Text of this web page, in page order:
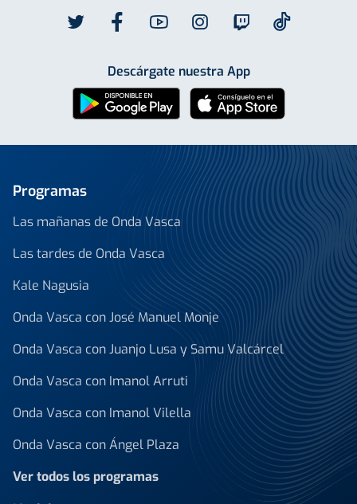
Descárgate nuestra App
Programas
Las mañanas de Onda Vasca
Las tardes de Onda Vasca
Kale Nagusia
Onda Vasca con José Manuel Monje
Onda Vasca con Juanjo Lusa y Samu Valcárcel
Onda Vasca con Imanol Arruti
Onda Vasca con Imanol Vilella
Onda Vasca con Ángel Plaza
Ver todos los programas